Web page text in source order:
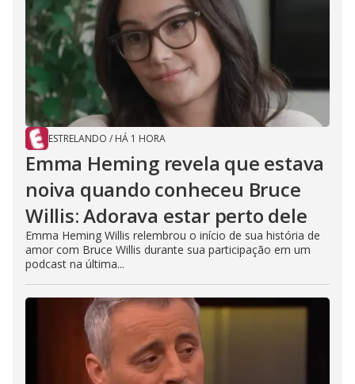
ESTRELANDO / HÁ 1 HORA
Emma Heming revela que estava
noiva quando conheceu Bruce
Willis: Adorava estar perto dele
Emma Heming Willis relembrou o início de sua história de
amor com Bruce Willis durante sua participação em um
podcast na última...